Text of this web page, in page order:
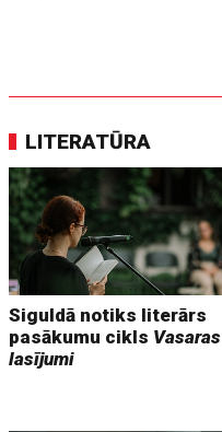
LITERATŪRA
Siguldā notiks literārs
pasākumu cikls Vasaras
lasījumi